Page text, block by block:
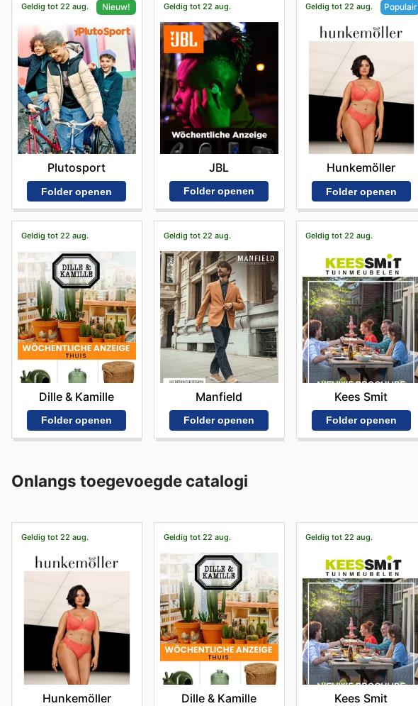
Geldig tot 22 aug. Nieuw!
Plutosport
Folder openen
Geldig tot 22 aug.
JBL
Folder openen
Geldig tot 22 aug. Populair
Hunkemöller
Folder openen
Geldig tot 22 aug.
Dille & Kamille
Folder openen
Geldig tot 22 aug.
Manfield
Folder openen
Geldig tot 22 aug.
Kees Smit
Folder openen
Onlangs toegevoegde catalogi
Geldig tot 22 aug.
Hunkemöller
Geldig tot 22 aug.
Dille & Kamille
Geldig tot 22 aug.
Kees Smit